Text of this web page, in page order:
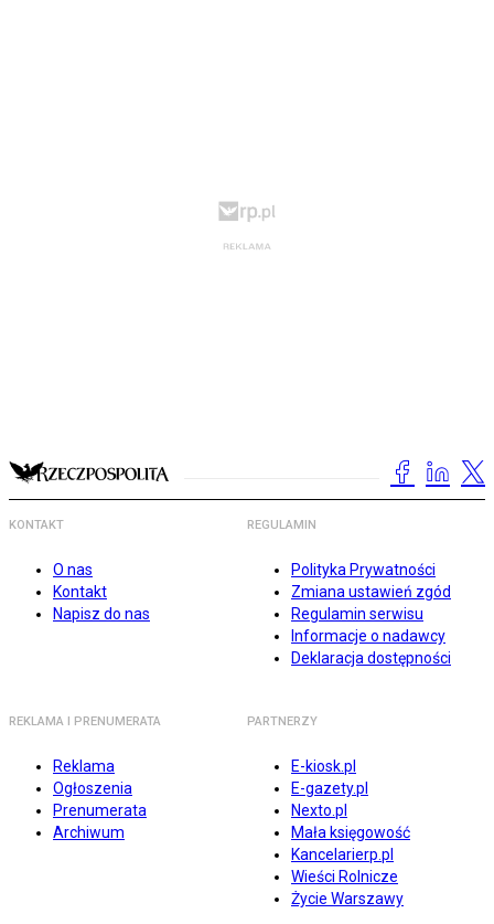
KONTAKT
O nas
Kontakt
Napisz do nas
REGULAMIN
Polityka Prywatności
Zmiana ustawień zgód
Regulamin serwisu
Informacje o nadawcy
Deklaracja dostępności
REKLAMA I PRENUMERATA
Reklama
Ogłoszenia
Prenumerata
Archiwum
PARTNERZY
E-kiosk.pl
E-gazety.pl
Nexto.pl
Mała księgowość
Kancelarierp.pl
Wieści Rolnicze
Życie Warszawy